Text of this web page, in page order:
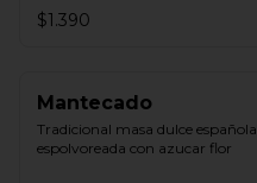
$1.390
Mantecado
Tradicional masa dulce española
espolvoreada con azucar flor